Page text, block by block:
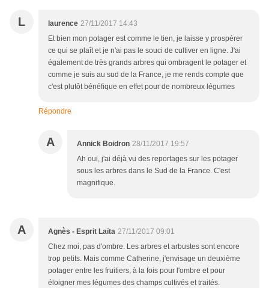
L laurence 27/11/2017 14:43
Et bien mon potager est comme le tien, je laisse y prospérer
ce qui se plaît et je n'ai pas le souci de cultiver en ligne. J'ai
également de très grands arbres qui ombragent le potager et
comme je suis au sud de la France, je me rends compte que
c'est plutôt bénéfique en effet pour de nombreux légumes
Répondre
A Annick Boidron 28/11/2017 19:57
Ah oui, j'ai déjà vu des reportages sur les potager
sous les arbres dans le Sud de la France. C'est
magnifique.
A Agnès - Esprit Laïta 27/11/2017 09:01
Chez moi, pas d'ombre. Les arbres et arbustes sont encore
trop petits. Mais comme Catherine, j'envisage un deuxième
potager entre les fruitiers, à la fois pour l'ombre et pour
éloigner mes légumes des champs cultivés et traités.